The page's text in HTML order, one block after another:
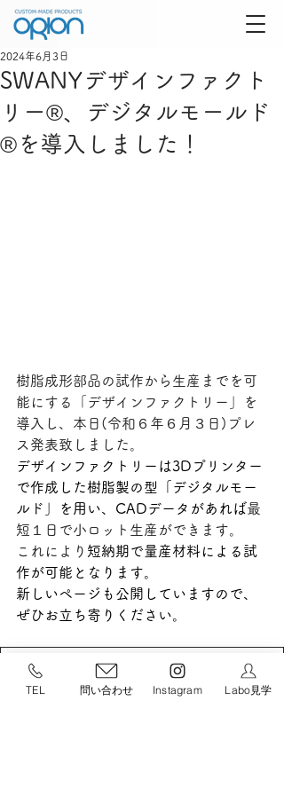
SWANYデザインファクト
リー®、デジタルモールド
®を導入しました！
2024年6月3日
樹脂成形部品の試作から生産までを可
能にする「デザインファクトリー」を
導入し、本日(令和６年６月３日)プレ
ス発表致しました。
デザインファクトリーは3Dプリンター
で作成した樹脂製の型「デジタルモー
ルド」を用い、CADデータがあれば最
短１日で小ロット生産ができます。
これにより 短納期で量産材料による試
作が可能となります。
新しいページも公開していますので、
ぜひお立ち寄りください。
【オリオン株式会社】【プレスリリ
.pdf
ダウンロード：PDF • 494KB
TEL 問い合わせ Instagram Labo見学